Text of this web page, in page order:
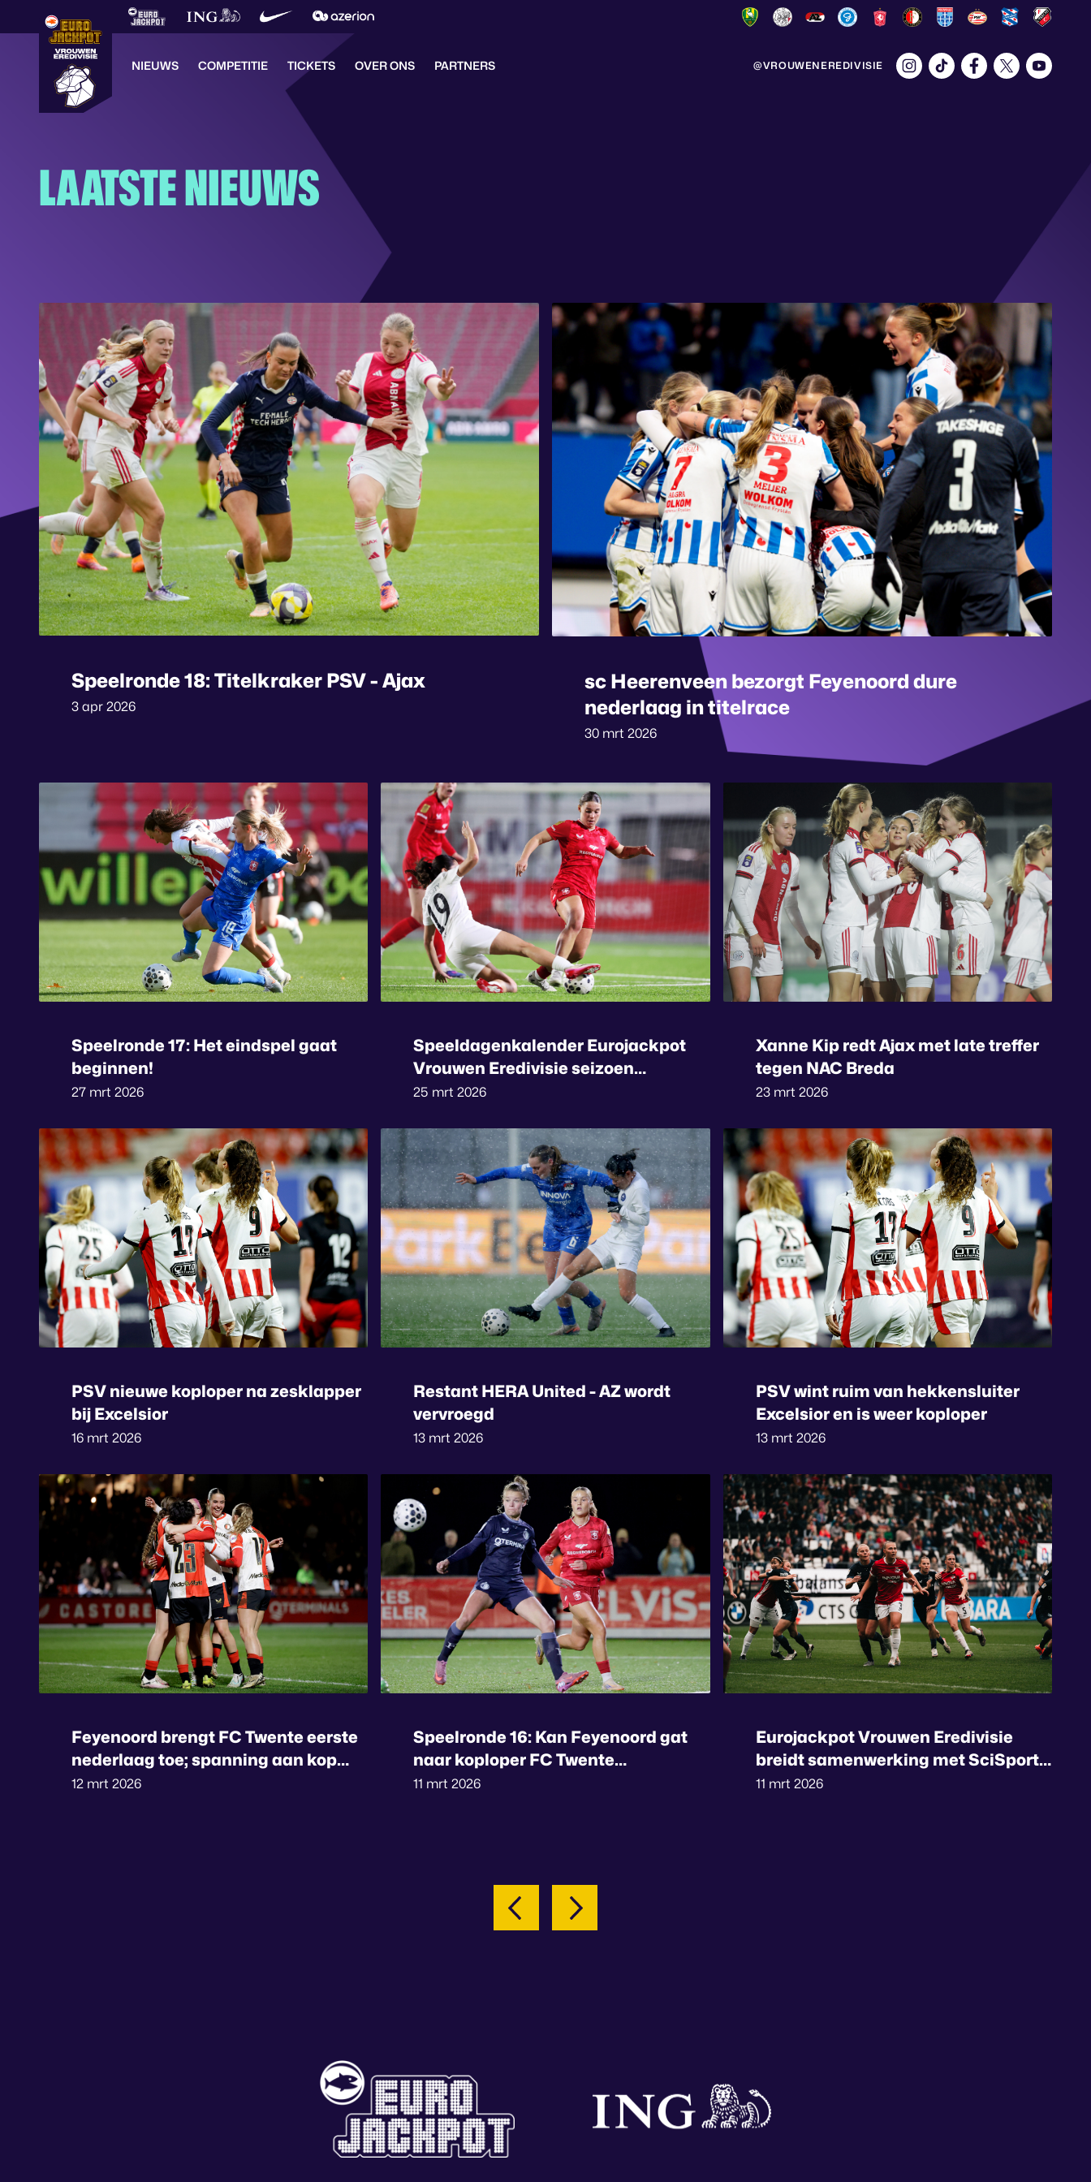
NIEUWS COMPETITIE TICKETS OVER ONS PARTNERS @VROUWENEREDIVISIE
LAATSTE NIEUWS
Speelronde 18: Titelkraker PSV - Ajax
3 apr 2026
sc Heerenveen bezorgt Feyenoord dure
nederlaag in titelrace
30 mrt 2026
Speelronde 17: Het eindspel gaat
beginnen!
27 mrt 2026
Speeldagenkalender Eurojackpot
Vrouwen Eredivisie seizoen
2026/’27 vastgesteld
25 mrt 2026
Xanne Kip redt Ajax met late treffer
tegen NAC Breda
23 mrt 2026
PSV nieuwe koploper na zesklapper
bij Excelsior
16 mrt 2026
Restant HERA United - AZ wordt
vervroegd
13 mrt 2026
PSV wint ruim van hekkensluiter
Excelsior en is weer koploper
13 mrt 2026
Feyenoord brengt FC Twente eerste
nederlaag toe; spanning aan kop
naar kookpunt
12 mrt 2026
Speelronde 16: Kan Feyenoord gat
naar koploper FC Twente
verkleinen?
11 mrt 2026
Eurojackpot Vrouwen Eredivisie
breidt samenwerking met SciSports
uit met competitiebreed video en
11 mrt 2026